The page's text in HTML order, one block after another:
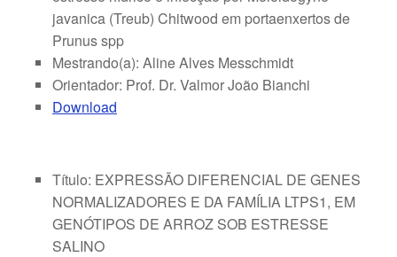
javanica (Treub) Chitwood em portaenxertos de
Prunus spp
Mestrando(a): Aline Alves Messchmidt
Orientador: Prof. Dr. Valmor João Bianchi
Download
Título: EXPRESSÃO DIFERENCIAL DE GENES
NORMALIZADORES E DA FAMÍLIA LTPS1, EM
GENÓTIPOS DE ARROZ SOB ESTRESSE
SALINO